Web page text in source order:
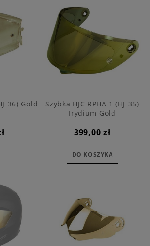
36) Gold
Szybka HJC RPHA 1 (HJ-35)
Irydium Gold
399,00 zł
DO KOSZYKA